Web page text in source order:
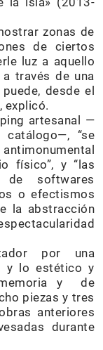
zonas de
de ciertos
luz a aquello
través de una
desde el
explicó.
artesanal —
“se
físico”, y “las
de softwares
o efectismos
la abstracción
por una
y lo estético y
y de
piezas y tres
anteriores
durante